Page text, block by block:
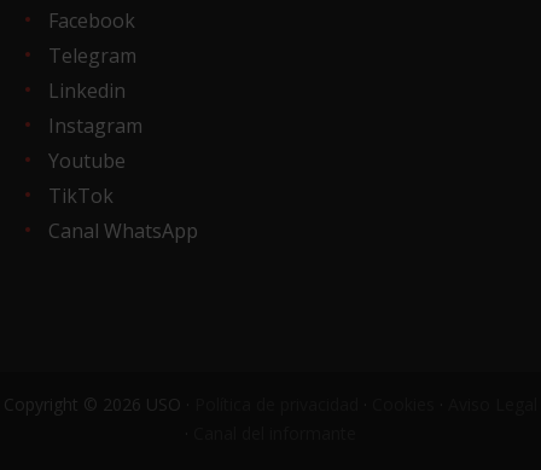
Facebook
Telegram
Linkedin
Instagram
Youtube
TikTok
Canal WhatsApp
Copyright © 2026 USO ·